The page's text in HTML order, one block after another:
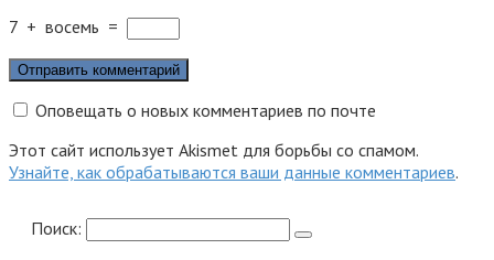
7 + восемь =
Оповещать о новых комментариев по почте
Этот сайт использует Akismet для борьбы со спамом.
Узнайте, как обрабатываются ваши данные комментариев.
Поиск: